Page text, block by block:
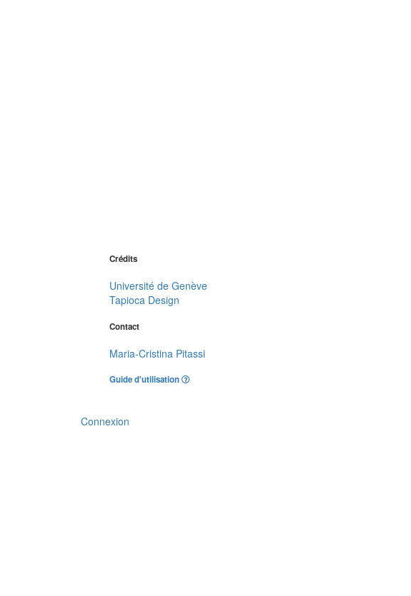
Crédits
Université de Genève
Tapioca Design
Contact
Maria-Cristina Pitassi
Guide d'utilisation
Connexion